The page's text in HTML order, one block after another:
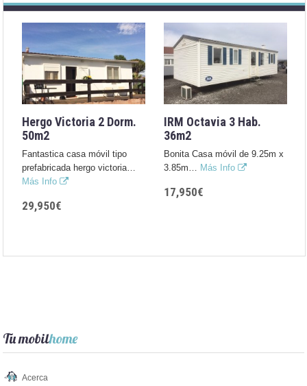
Hergo Victoria 2 Dorm.
50m2
Fantastica casa móvil tipo
prefabricada hergo victoria…
Más Info
29,950€
IRM Octavia 3 Hab.
36m2
Bonita Casa móvil de 9.25m x
3.85m… Más Info
17,950€
Tu mobilhome
Acerca